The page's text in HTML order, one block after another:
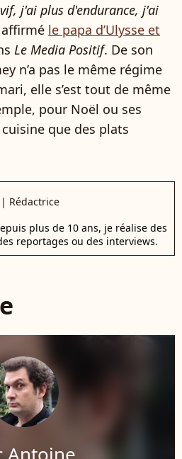
j'ai plus d'endurance, j'ai
le papa d’Ulysse et
Le Media Positif. De son
n’a pas le même régime
elle s’est tout de même
pour Noël ou ses
que des plats
| Rédactrice
plus de 10 ans, je réalise des
reportages ou des interviews.
Antoine